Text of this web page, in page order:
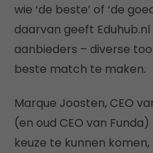
wie ‘de beste’ of ‘de
daarvan geeft
aanbieders – diverse
beste match te maken.
Marque Joosten, CEO
(en oud CEO van
keuze te kunnen